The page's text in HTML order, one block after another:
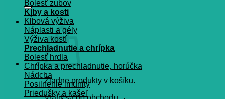
Žiadne produkty v košíku.
Bolesť zubov
Kĺby a kosti
Kĺbová výživa
Náplasti a gély
Výživa kostí
Prechladnutie a chrípka
Bolesť hrdla
Chrípka a prechladnutie, horúčka
Nádcha
Posilnenie imunity
Priedušky a kašeľ